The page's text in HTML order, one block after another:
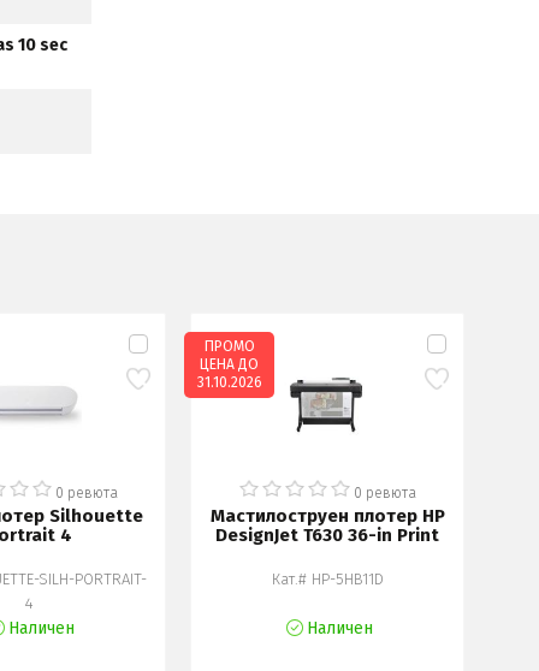
10 sec
0 ревюта
Silhouette
4
SILH-PORTRAIT-
4
Наличен
0 ревюта
Мастилоструен плотер HP
DesignJet T630 36-in Print
Кат.# HP-5HB11D
Наличен
ПРОМО
ЦЕНА ДО
31.10.2026